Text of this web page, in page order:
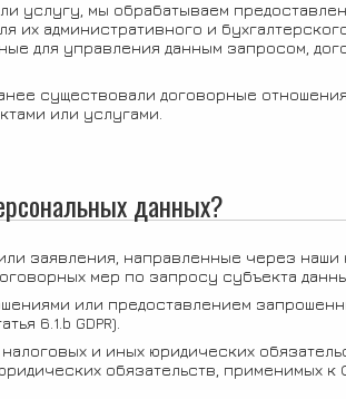
услугу, мы обрабатываем
их административного и
для управления данным запросом,
существовали договорные
или услугами.
данных?
заявления, направленные через
мер по запросу субъекта данных
или предоставлением
6.1.b GDPR).
и иных юридических
обязательств, применимых к